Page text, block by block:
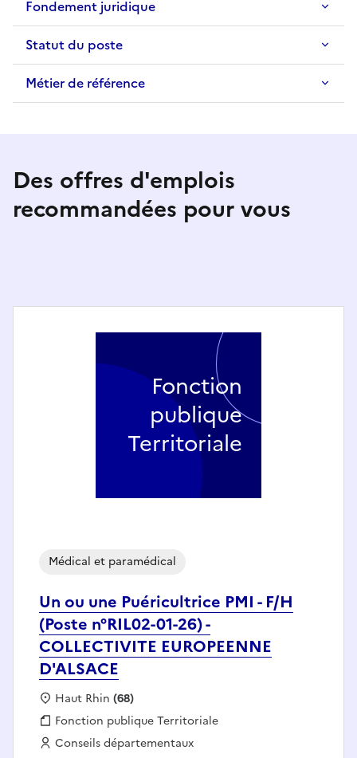
Fondement juridique
Statut du poste
Métier de référence
Des offres d'emplois
recommandées pour vous
Un ou une Puéricultrice PMI - F/H
(Poste n°RIL02-01-26) -
COLLECTIVITE EUROPEENNE
D'ALSACE
Médical et paramédical
Localisation :
Haut Rhin (68)
Fonction publique :
Fonction publique Territoriale
Employeur :
Conseils départementaux
Fonction
publique
Territoriale